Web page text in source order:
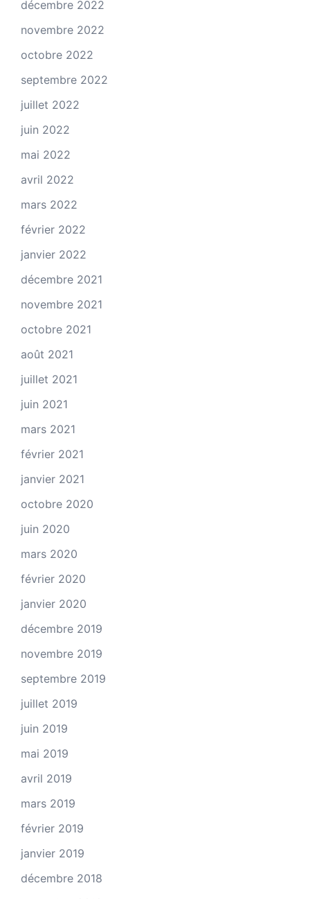
décembre 2022
novembre 2022
octobre 2022
septembre 2022
juillet 2022
juin 2022
mai 2022
avril 2022
mars 2022
février 2022
janvier 2022
décembre 2021
novembre 2021
octobre 2021
août 2021
juillet 2021
juin 2021
mars 2021
février 2021
janvier 2021
octobre 2020
juin 2020
mars 2020
février 2020
janvier 2020
décembre 2019
novembre 2019
septembre 2019
juillet 2019
juin 2019
mai 2019
avril 2019
mars 2019
février 2019
janvier 2019
décembre 2018